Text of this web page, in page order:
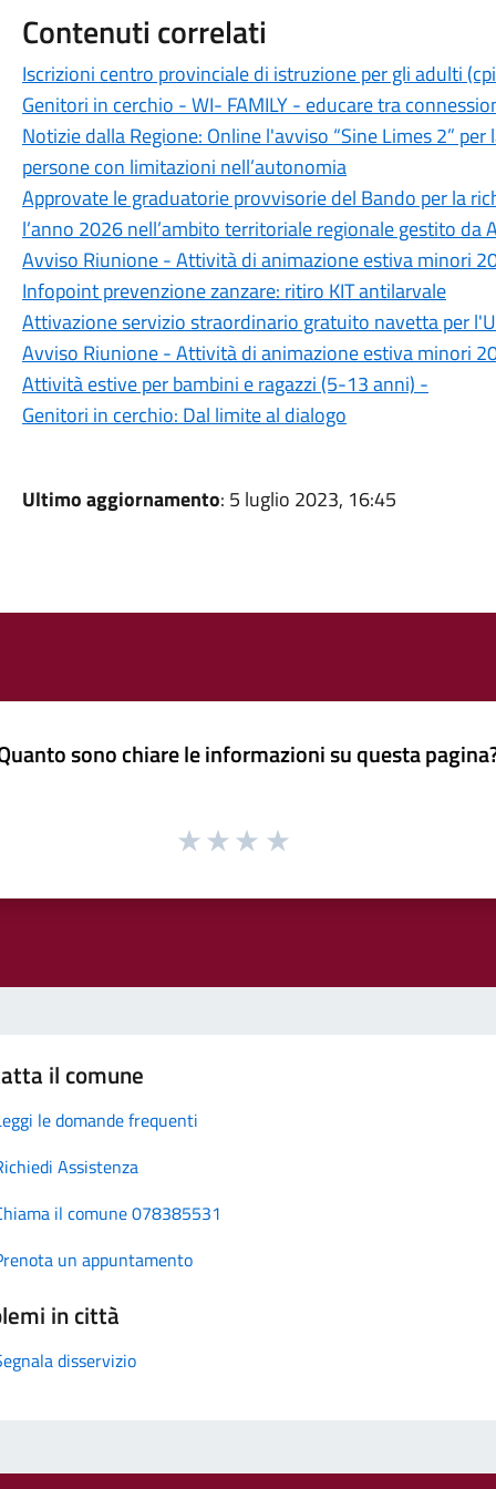
Contenuti correlati
Iscrizioni centro provinciale di istruzione per gli adulti
Genitori in cerchio - WI- FAMILY - educare tra
Notizie dalla Regione: Online l'avviso “Sine Limes 2”
persone con limitazioni nell’autonomia
Approvate le graduatorie provvisorie del Bando per la
l’anno 2026 nell’ambito territoriale regionale gestito da
Avviso Riunione - Attività di animazione estiva minori
Infopoint prevenzione zanzare: ritiro KIT antilarvale
Attivazione servizio straordinario gratuito navetta per
Avviso Riunione - Attività di animazione estiva minori
Attività estive per bambini e ragazzi (5-13 anni) -
Genitori in cerchio: Dal limite al dialogo
Ultimo aggiornamento: 5 luglio 2023, 16:45
sono chiare le informazioni su questa
il comune
le domande frequenti
Assistenza
il comune 078385531
un appuntamento
in città
disservizio